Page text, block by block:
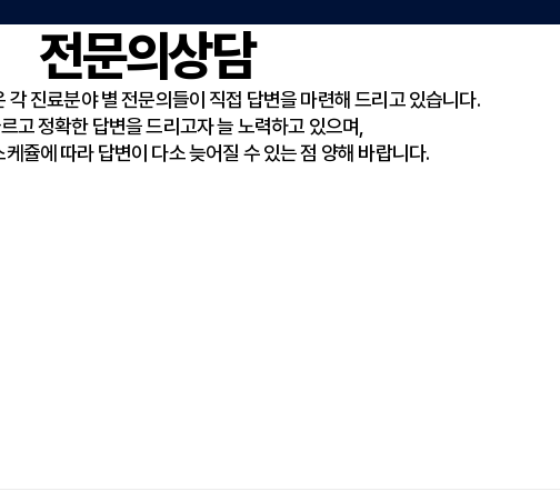
전문의상담
각 진료분야 별 전문의들이 직접 답변을 마련해 드리고 있습니다.
고 정확한 답변을 드리고자 늘 노력하고 있으며,
쥴에 따라 답변이 다소 늦어질 수 있는 점 양해 바랍니다.